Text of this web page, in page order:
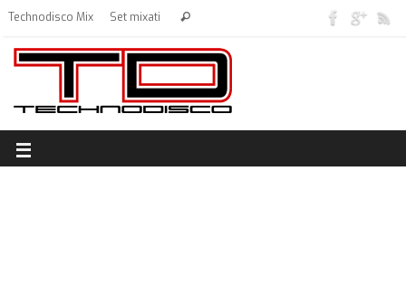
Technodisco Mix Set mixati